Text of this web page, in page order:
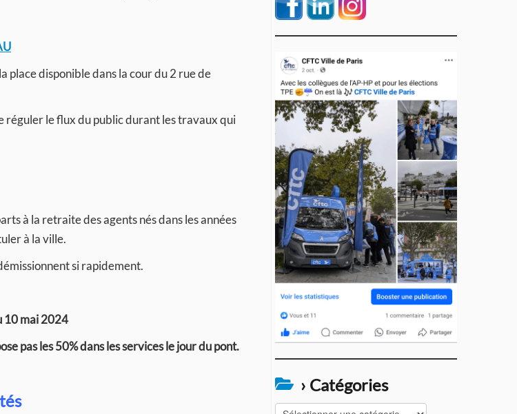
place disponible dans la cour du 2 rue de
réguler le flux du public durant les travaux qui
à la retraite des agents nés dans les années
à la ville.
si rapidement.
10 mai 2024
pas les 50% dans les services le jour du pont.
› Catégories